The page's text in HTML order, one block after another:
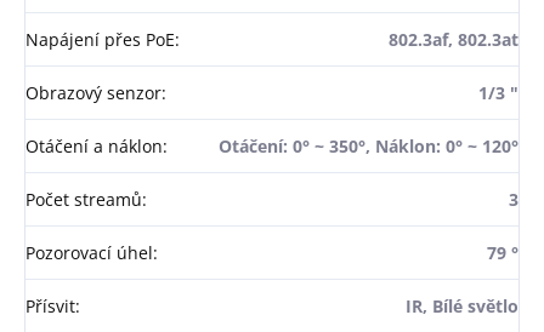
Napájení přes PoE: 802.3af, 802.3at
Obrazový senzor: 1/3 "
Otáčení a náklon: Otáčení: 0° ~ 350°, Náklon: 0° ~ 120°
Počet streamů: 3
Pozorovací úhel: 79 °
Přísvit: IR, Bílé světlo